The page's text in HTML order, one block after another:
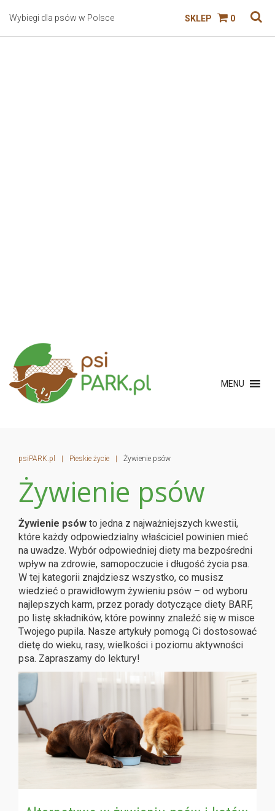
Wybiegi dla psów w Polsce SKLEP 0
MENU
psiPARK.pl | Pieskie życie | Żywienie psów
Żywienie psów
Żywienie psów to jedna z najważniejszych kwestii,
które każdy odpowiedzialny właściciel powinien mieć
na uwadze. Wybór odpowiedniej diety ma bezpośredni
wpływ na zdrowie, samopoczucie i długość życia psa.
W tej kategorii znajdziesz wszystko, co musisz
wiedzieć o prawidłowym żywieniu psów – od wyboru
najlepszych karm, przez porady dotyczące diety BARF,
po listę składników, które powinny znaleźć się w misce
Twojego pupila. Nasze artykuły pomogą Ci dostosować
dietę do wieku, rasy, wielkości i poziomu aktywności
psa. Zapraszamy do lektury!